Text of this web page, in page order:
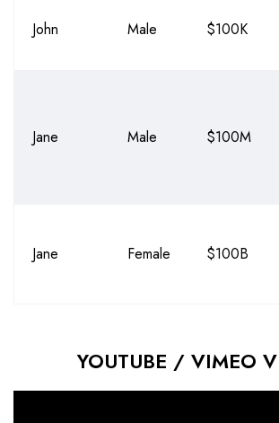
John Male $100K
Jane Male $100M
Jane Female $100B
YOUTUBE / VIMEO